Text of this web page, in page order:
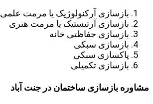
بازسازی آرکنولوژیک یا مرمت علمی
بازسازی آرتیستیک یا مرمت هنری
بازسازی حفاظتی خانه
بازسازی سبکی
پاکسازی سبکی
بازسازی تکمیلی
مشاوره بازسازی ساختمان در جنت آباد